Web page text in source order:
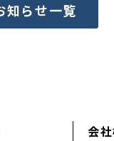
知らせ一覧
会